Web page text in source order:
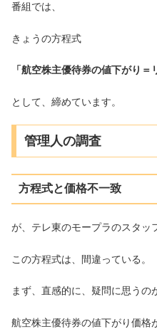
番組では、
きょうの方程式
「航空株主優待券の値下がり＝
として、締めています。
管理人の調査
方程式と価格不一致
が、テレ東のモープラのスタッ
この方程式は、間違っている。
まず、直感的に、疑問に思うの
航空株主優待券の値下がり価格